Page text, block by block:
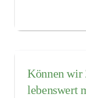
Können wir
lebenswert